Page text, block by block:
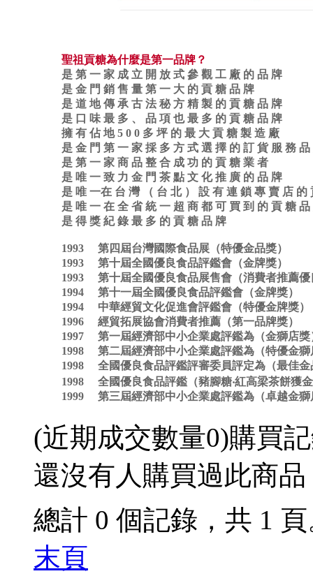
聖祖貢糖為什麼是第一品牌？
是 第 一 家 成 立 開 放 式 參 觀 工 廠 的 品 牌
是 金 門 銷 售 量 第 一 大 的 貢 糖 品 牌
是 道 地 傳 承 古 法 秘 方 精 製 的 貢 糖 品 牌
是 口 味 最 多 、 品 項 也 最 多 的 貢 糖 品 牌
擁 有 佔 地 5 0 0 多 坪 的 最 大 貢 糖 製 造 廠
是 金 門 第 一 家 採 多 方 式 選 擇 的 訂 貨 服 務 品
是 第 一 家 商 品 整 合 成 功 的 貢 糖 業 者
是 唯 一 致 力 金 門 茶 點 文 化 推 廣 的 品 牌
是 唯 一在 台 灣 （ 台 北 ） 設 有 連 鎖 專 賣 店 的
是 唯 一 在 全 省 統 一 超 商 都 可 買 到 的 貢 糖 品
是 得 獎 紀 錄 最 多 的 貢 糖 品 牌
1993 第四屆台灣國際食品展（特優金品獎）
1993 第十屆全國優良食品評鑑會（金牌獎）
1993 第十屆全國優良食品展售會（消費者推薦優
1994 第十一屆全國優良食品評鑑會（金牌獎）
1994 中華經貿文化促進會評鑑會（特優金牌獎）
1996 經貿拓展協會消費者推薦（第一品牌獎）
1997 第一屆經濟部中小企業處評鑑為（金獅店獎
1998 第二屆經濟部中小企業處評鑑為（特優金獅
1998 全國優良食品評鑑評審委員評定為（最佳金
1998 全國優良食品評鑑（豬腳糖‧紅高梁茶餅獲
1999 第三屆經濟部中小企業處評鑑為（卓越金獅
(近期成交數量0)購買
還沒有人購買過此商品
總計 0 個記錄，共 1
末頁